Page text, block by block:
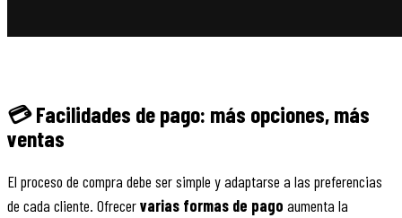
💳 Facilidades de pago: más opciones, más
ventas
El proceso de compra debe ser simple y adaptarse a las preferencias
de cada cliente. Ofrecervarias formas de pago aumenta la